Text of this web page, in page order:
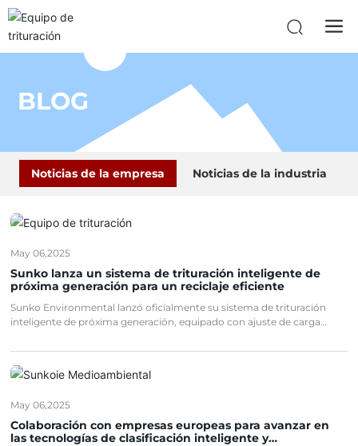
BLOG
Noticias de la empresa Noticias de la industria
May 06,2025
Sunko lanza un sistema de trituración inteligente de
próxima generación para un reciclaje eficiente
Sunko Environmental lanzó oficialmente su sistema de trituración
inteligente de próxima generación, equipado con ajuste de carga
Aumenta significativamente la eficiencia de procesamiento para el
reciclaje de residuos plásticos, de caucho y de metal en todo el
mundo.
May 06,2025
Colaboración con empresas europeas para avanzar en
las tecnologías de clasificación inteligente y